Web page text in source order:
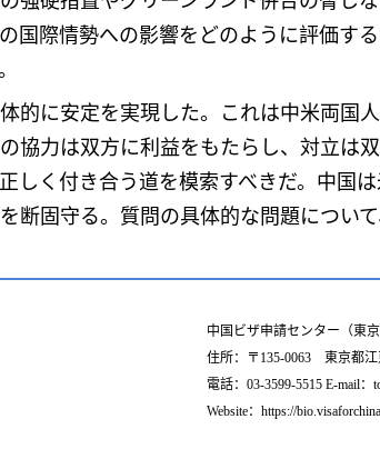
国際情勢への影響をどのように評価す
に安定を実現した。これは中米両国
力は双方に利益をもたらし、対立は
く付き合う道を模索すべきだ。中国
断固守る。質問の具体的な問題につい
中国ビザ申請センター（東京
住所：〒135-0063 東京都江
電話：03-3599-5515 E-mail：
Website：https://